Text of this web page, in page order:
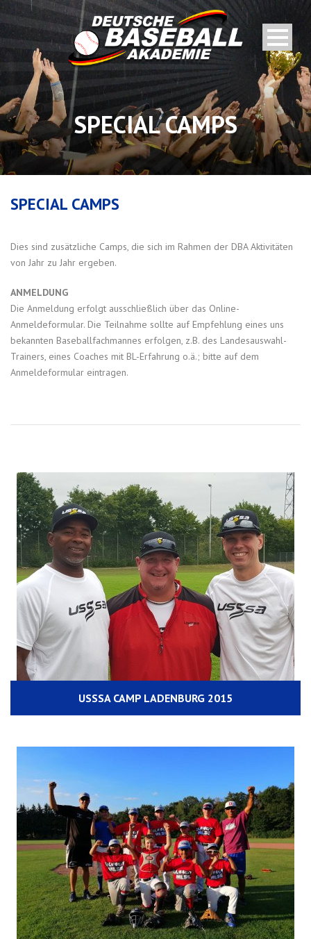
SPECIAL CAMPS
SPECIAL CAMPS
Dies sind zusätzliche Camps, die sich im Rahmen der DBA Aktivitäten
von Jahr zu Jahr ergeben.
ANMELDUNG
Die Anmeldung erfolgt ausschließlich über das Online-
Anmeldeformular. Die Teilnahme sollte auf Empfehlung eines uns
bekannten Baseballfachmannes erfolgen, z.B. des Landesauswahl-
Trainers, eines Coaches mit BL-Erfahrung o.ä.; bitte auf dem
Anmeldeformular eintragen.
USSSA CAMP LADENBURG 2015